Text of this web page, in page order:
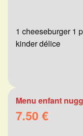
1 cheeseburger 1
kinder délice
Menu enfant
7.50 €